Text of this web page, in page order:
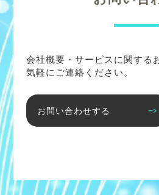
会社概要・サービスに関する
気軽にご連絡ください。
お問い合わせする